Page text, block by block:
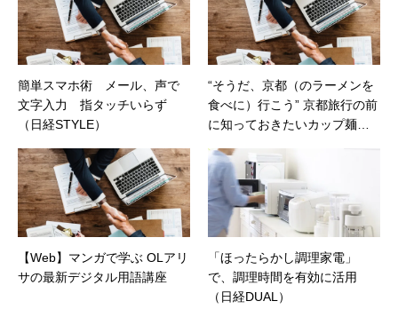
簡単スマホ術 メール、声で
文字入力 指タッチいらず
（日経STYLE）
“そうだ、京都（のラーメンを
食べに）行こう” 京都旅行の前
に知っておきたいカップ麺
【Web】マンガで学ぶ OLアリ
サの最新デジタル用語講座
「ほったらかし調理家電」
で、調理時間を有効に活用
（日経DUAL）